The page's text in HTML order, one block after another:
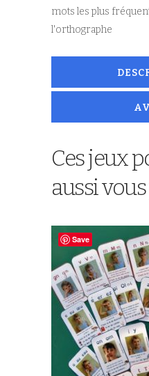
mots les plus
l'orthographe
Ces jeux
aussi
Save